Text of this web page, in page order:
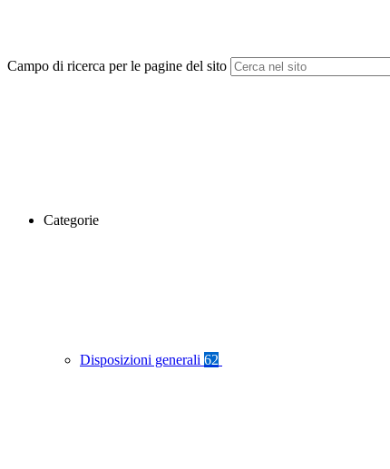
Campo di ricerca per le pagine del sito
Categorie
Disposizioni generali 62